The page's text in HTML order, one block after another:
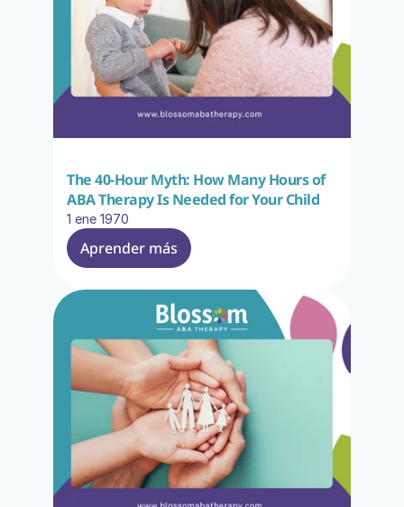
The 40-Hour Myth: How Many Hours of
ABA Therapy Is Needed for Your Child
1 ene 1970
Aprender más